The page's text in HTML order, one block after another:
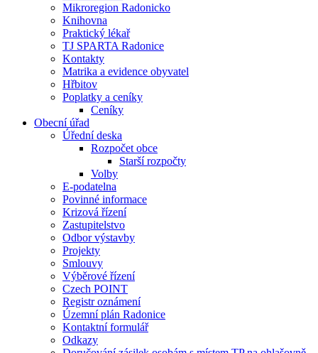
Mikroregion Radonicko
Knihovna
Praktický lékař
TJ SPARTA Radonice
Kontakty
Matrika a evidence obyvatel
Hřbitov
Poplatky a ceníky
Ceníky
Obecní úřad
Úřední deska
Rozpočet obce
Starší rozpočty
Volby
E-podatelna
Povinné informace
Krizová řízení
Zastupitelstvo
Odbor výstavby
Projekty
Smlouvy
Výběrové řízení
Czech POINT
Registr oznámení
Územní plán Radonice
Kontaktní formulář
Odkazy